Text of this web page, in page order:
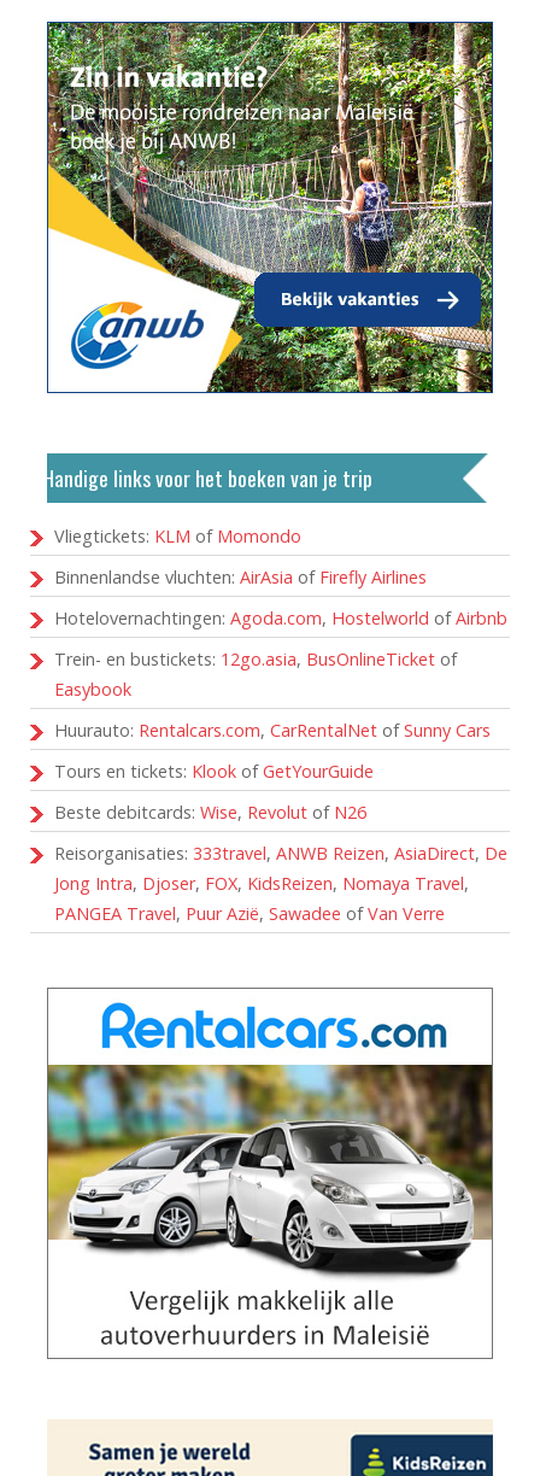
Handige links voor het boeken van je trip
Vliegtickets: KLM of Momondo
Binnenlandse vluchten: AirAsia of Firefly Airlines
Hotelovernachtingen: Agoda.com, Hostelworld ofAirbnb
Trein- en bustickets: 12go.asia, BusOnlineTicket of
Easybook
Huurauto: Rentalcars.com, CarRentalNet ofSunny Cars
Tours en tickets: Klook ofGetYourGuide
Beste debitcards: Wise, Revolut of N26
Reisorganisaties: 333travel, ANWB Reizen, AsiaDirect, De
Jong Intra, Djoser, FOX, KidsReizen, Nomaya Travel,
PANGEA Travel, Puur Azië, Sawadee ofVan Verre